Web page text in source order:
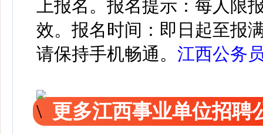
上报名。 报名提示：每人限
效。 报名时间：即日起至报
请保持手机畅通。 江西公务
更多江西事业单位招聘